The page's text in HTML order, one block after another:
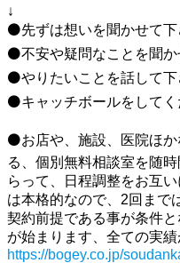
↓
⚫先ずは想いを聞かせて下
⚫不安や疑問なことを聞か
⚫やりたいことを話して下
⚫キャッチボールをしてく
⚫お店や、施設、医院ほ
る、個別無料相談室を随
らって、日程調整をお互
は本格的なので、2回まで
契約前提である事が条件
が始まります、全ての実
https://bogey.co.jp/